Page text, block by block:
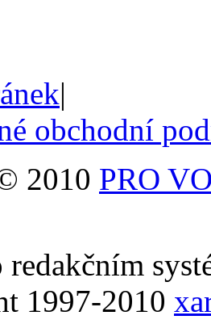
|
obchodní
2010 PRO
redakčním
1997-2010